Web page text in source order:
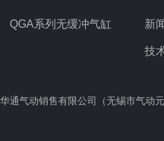
QGA系列无缓冲气缸 新
技
通气动销售有限公司（无锡市气